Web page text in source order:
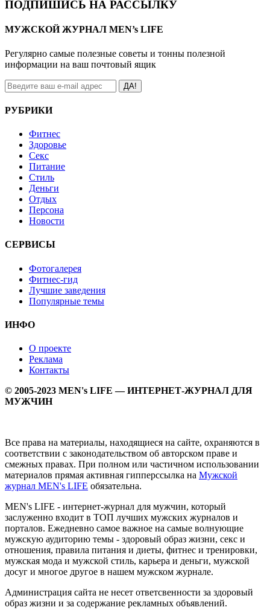
ПОДПИШИСЬ НА РАССЫЛКУ
МУЖСКОЙ ЖУРНАЛ MEN’s LIFE
Регулярно самые полезные советы и тонны полезной
информации на ваш почтовый ящик
ДА!
РУБРИКИ
Фитнес
Здоровье
Секс
Питание
Стиль
Деньги
Отдых
Персона
Новости
СЕРВИСЫ
Фотогалерея
Фитнес-гид
Лучшие заведения
Популярные темы
ИНФО
О проекте
Реклама
Контакты
© 2005-2023 MEN's LIFE — ИНТЕРНЕТ-ЖУРНАЛ ДЛЯ
МУЖЧИН
Все права на материалы, находящиеся на сайте, охраняются в
соответствии с законодательством об авторском праве и
смежных правах. При полном или частичном использовании
материалов прямая активная гипперссылка на Мужской
журнал MEN's LIFE обязательна.
MEN's LIFE - интернет-журнал для мужчин, который
заслуженно входит в ТОП лучших мужских журналов и
порталов. Ежедневно самое важное на самые волнующие
мужскую аудиторию темы - здоровый образ жизни, секс и
отношения, правила питания и диеты, фитнес и тренировки,
мужская мода и мужской стиль, карьера и деньги, мужской
досуг и многое другое в нашем мужском журнале.
Администрация сайта не несет ответсвенности за здоровый
образ жизни и за содержание рекламных объявлений.